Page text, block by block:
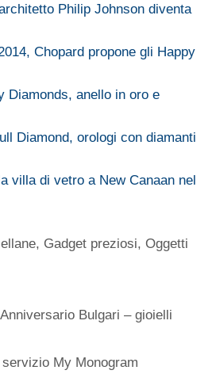
Philip Johnson diventa
Chopard propone gli Happy
Diamonds, anello in oro e
Diamond, orologi con diamanti
villa di vetro a New Canaan nel
, Gadget preziosi,Oggetti
Bulgari – gioielli
My Monogram